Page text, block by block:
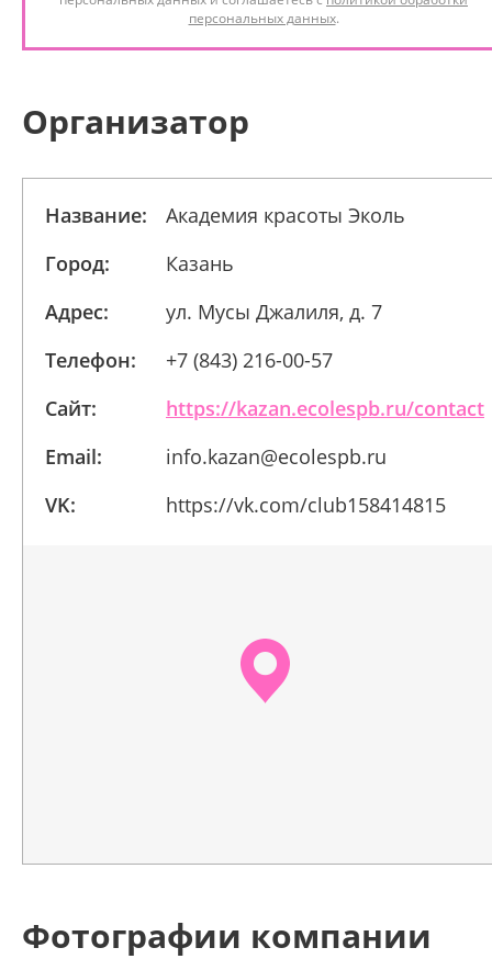
персональных данных.
Организатор
Название:
Академия красоты Эколь
Город:
Казань
Адрес:
ул. Мусы Джалиля, д. 7
Телефон:
+7 (843) 216-00-57
Сайт:
https://kazan.ecolespb.ru/contact
Email:
info.kazan@ecolespb.ru
VK:
https://vk.com/club158414815
Фотографии компании